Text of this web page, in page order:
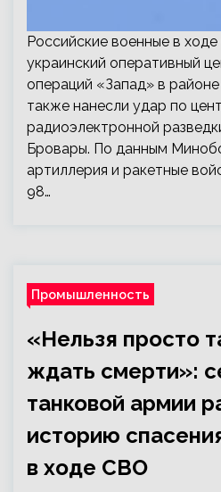
Российские военные в
украинский оперативный
операций «Запад» в
также нанесли удар по
радиоэлектронной
Бровары. По данным
артиллерия и ракетные
98…
Промышленность
«Нельзя просто
ждать смерти»:
танковой армии
историю
в ходе СВО